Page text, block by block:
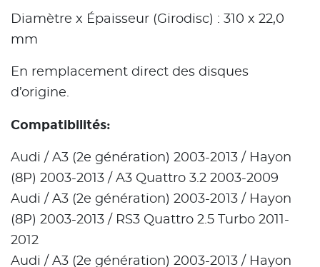
Diamètre x Épaisseur (Girodisc) : 310 x 22,0
mm
En remplacement direct des disques
d’origine.
Compatibilités:
Audi / A3 (2e génération) 2003-2013 / Hayon
(8P) 2003-2013 / A3 Quattro 3.2 2003-2009
Audi / A3 (2e génération) 2003-2013 / Hayon
(8P) 2003-2013 / RS3 Quattro 2.5 Turbo 2011-
2012
Audi / A3 (2e génération) 2003-2013 / Hayon